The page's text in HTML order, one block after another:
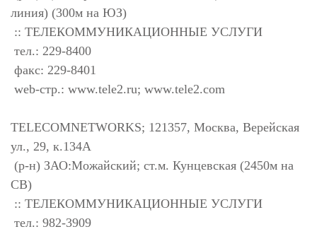
линия) (300м на ЮЗ)
:: ТЕЛЕКОММУНИКАЦИОННЫЕ УСЛУГИ
тел.: 229-8400
факс: 229-8401
web-стр.: www.tele2.ru; www.tele2.com
TELECOMNETWORKS; 121357, Москва, Верейская
ул., 29, к.134А
(р-н) ЗАО:Можайский; ст.м. Кунцевская (2450м на
СВ)
:: ТЕЛЕКОММУНИКАЦИОННЫЕ УСЛУГИ
тел.: 982-3909